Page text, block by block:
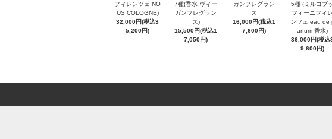
フィレンツェ NO
US COLOGNE)
32,000円(税込3
5,200円)
7種(香水 ヴィー
ガンフレグラン
ス)
15,500円(税込1
7,050円)
ガンフレグラン
ス
16,000円(税込1
7,600円)
5種 (ミルコブ
フィーニフィレ
ンツェ eau de
arfum 香水)
36,000円(税込
9,600円)